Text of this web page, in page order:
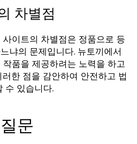
차별점
이트의 차별점은 정품으로 등
냐의 문제입니다. 뉴토끼에서
품을 제공하려는 노력을 하고
한 점을 감안하여 안전하고 법
수 있습니다.
문